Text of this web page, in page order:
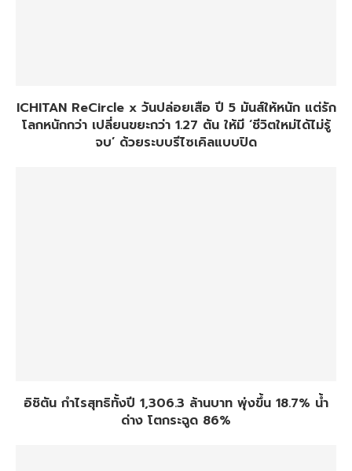
ICHITAN ReCircle x วันปล่อยเสือ ปี 5 มันส์ให้หนัก แต่รัก
โลกหนักกว่า เปลี่ยนขยะกว่า 1.27 ตัน ให้มี ‘ชีวิตใหม่ได้ไม่รู้
จบ’ ด้วยระบบรีไซเคิลแบบปิด
อิชิตัน กำไรสุทธิทั้งปี 1,306.3 ล้านบาท พุ่งขึ้น 18.7% น้ำ
ด่าง โตกระฉูด 86%